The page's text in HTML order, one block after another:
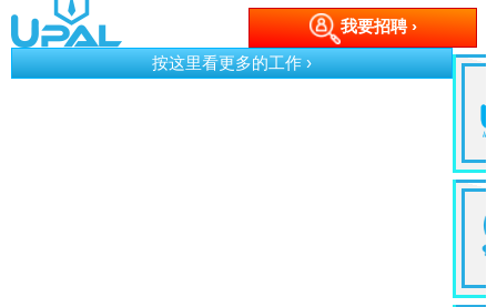
我要招聘 ›
按这里看更多的工作 ›